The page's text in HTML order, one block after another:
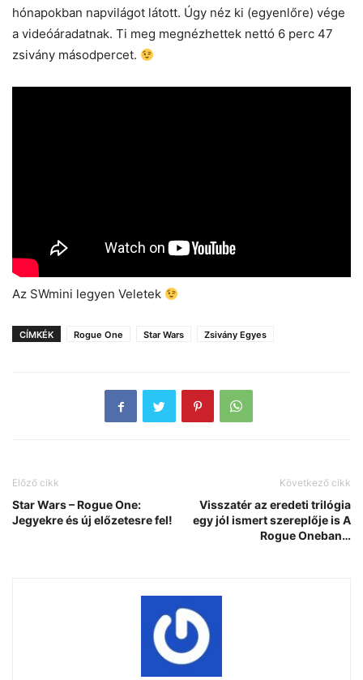
hónapokban napvilágot látott. Úgy néz ki (egyenlőre) vége
a videóáradatnak. Ti meg megnézhettek nettó 6 perc 47
zsivány másodpercet.
Az SWmini legyen Veletek
CÍMKÉK Rogue One Star Wars Zsivány Egyes
Előző cikk
Star Wars – Rogue One:
Jegyekre és új előzetesre fel!
Következő cikk
Visszatér az eredeti trilógia
egy jól ismert szereplője is A
Rogue Oneban…